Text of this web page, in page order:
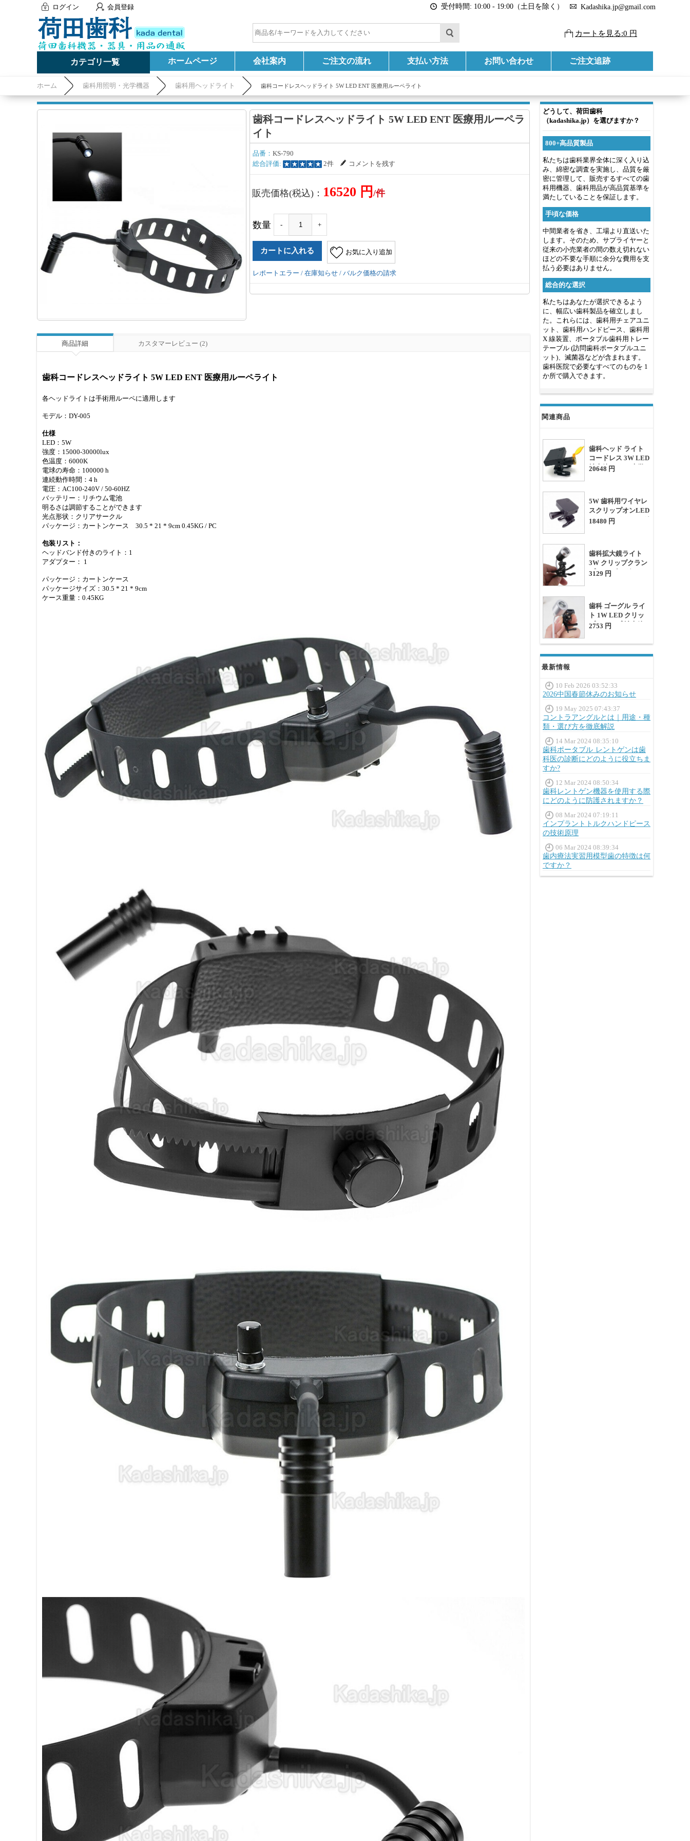
ログイン 会員登録 受付時間: 10:00 - 19:00（土日を除く） Kadashika.jp@gmail.com
カートを見る:0 円
カテゴリ一覧 ホームページ 会社案内 ご注文の流れ 支払い方法 お問い合わせ ご注文追跡
ホーム 歯科用照明・光学機器 歯科用ヘッドライト 歯科コードレスヘッドライト 5W LED ENT 医療用ルーペライト
どうして、荷田歯科
（kadashika.jp）を選びますか？
800+高品質製品
私たちは歯科業界全体に深く入り込
み、綿密な調査を実施し、品質を厳
密に管理して、販売するすべての歯
科用機器、歯科用品が高品質基準を
満たしていることを保証します。
手頃な価格
中間業者を省き、工場より直送いた
します。そのため、サプライヤーと
従来の小売業者の間の数え切れない
ほどの不要な手順に余分な費用を支
払う必要はありません。
総合的な選択
私たちはあなたが選択できるよう
に、幅広い歯科製品を確立しまし
た。これらには、歯科用チェアユニ
ット、歯科用ハンドピース、歯科用
X 線装置、ポータブル歯科用トレー
テーブル (訪問歯科ポータブルユニ
ット)、滅菌器などが含まれます。
歯科医院で必要なすべてのものを 1
か所で購入できます。
関連商品
歯科ヘッド ライト
コードレス 3W LED
拡大鏡ライト(光学
20648 円
5W 歯科用ワイヤレ
スクリップオンLED
ヘッドライト（マグ
18480 円
歯科拡大鏡ライト
3W クリップクラン
プ LEDゴーグル ラ
3129 円
歯科 ゴーグル ライ
ト 1W LED クリッ
プクランプ 拡大鏡ラ
2753 円
最新情報
10 Feb 2026 03:52:33
2026中国春節休みのお知らせ
19 May 2025 07:43:37
コントラアングルとは｜用途・種
類・選び方を徹底解説
14 Mar 2024 08:35:10
歯科ポータブル レントゲンは歯
科医の診断にどのように役立ちま
すか?
12 Mar 2024 08:50:34
歯科レントゲン機器を使用する際
にどのように防護されますか？
08 Mar 2024 07:19:11
インプラントトルクハンドピース
の技術原理
06 Mar 2024 08:39:34
歯内療法実習用模型歯の特徴は何
ですか？
歯科コードレスヘッドライト 5W LED ENT 医療用ルーペラ
イト
品番： KS-790
総合評価:
2件 コメントを残す
販売価格(税込)： 16520 円 /件
数量 - +
お気に入り追加
レポートエラー / 在庫知らせ / バルク価格の請求
商品詳細 カスタマーレビュー (2)
歯科コードレスヘッドライト 5W LED ENT 医療用ルーペライト
各ヘッドライトは手術用ルーペに適用します
モデル：DY-005
仕様
LED：5W
強度：15000-30000lux
色温度：6000K
電球の寿命：100000 h
連続動作時間：4 h
電圧：AC100-240V / 50-60HZ
バッテリー：リチウム電池
明るさは調節することができます
光点形状：クリアサークル
パッケージ：カートンケース 30.5 * 21 * 9cm 0.45KG / PC
包装リスト：
ヘッドバンド付きのライト：1
アダプター： 1
パッケージ：カートンケース
パッケージサイズ：30.5 * 21 * 9cm
ケース重量：0.45KG